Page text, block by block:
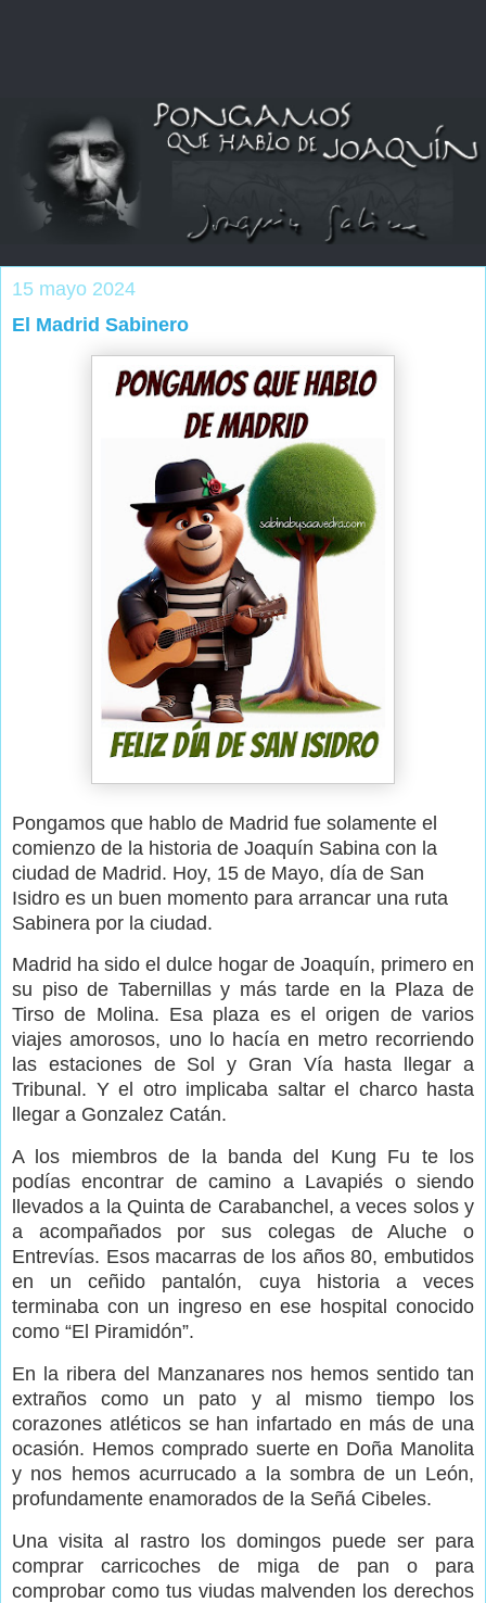
15 mayo 2024
El Madrid Sabinero
Pongamos que hablo de Madrid fue solamente el
comienzo de la historia de Joaquín Sabina con la
ciudad de Madrid. Hoy, 15 de Mayo, día de San
Isidro es un buen momento para arrancar una ruta
Sabinera por la ciudad.
Madrid ha sido el dulce hogar de Joaquín, primero en
su piso de Tabernillas y más tarde en la Plaza de
Tirso de Molina. Esa plaza es el origen de varios
viajes amorosos, uno lo hacía en metro recorriendo
las estaciones de Sol y Gran Vía hasta llegar a
Tribunal. Y el otro implicaba saltar el charco hasta
llegar a Gonzalez Catán.
A los miembros de la banda del Kung Fu te los
podías encontrar de camino a Lavapiés o siendo
llevados a la Quinta de Carabanchel, a veces solos y
a acompañados por sus colegas de Aluche o
Entrevías. Esos macarras de los años 80, embutidos
en un ceñido pantalón, cuya historia a veces
terminaba con un ingreso en ese hospital conocido
como “El Piramidón”.
En la ribera del Manzanares nos hemos sentido tan
extraños como un pato y al mismo tiempo los
corazones atléticos se han infartado en más de una
ocasión. Hemos comprado suerte en Doña Manolita
y nos hemos acurrucado a la sombra de un León,
profundamente enamorados de la Señá Cibeles.
Una visita al rastro los domingos puede ser para
comprar carricoches de miga de pan o para
comprobar como tus viudas malvenden los derechos